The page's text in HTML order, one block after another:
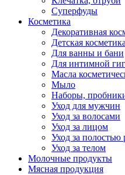
Суперфуды
Косметика
Декоративная
Детская косметика
Для ванны и бани
Для интимной
Масла
Мыло
Наборы,
Уход для мужчин
Уход за волосами
Уход за лицом
Уход за полостью
Уход за телом
Молочные продукты
Мясная продукция